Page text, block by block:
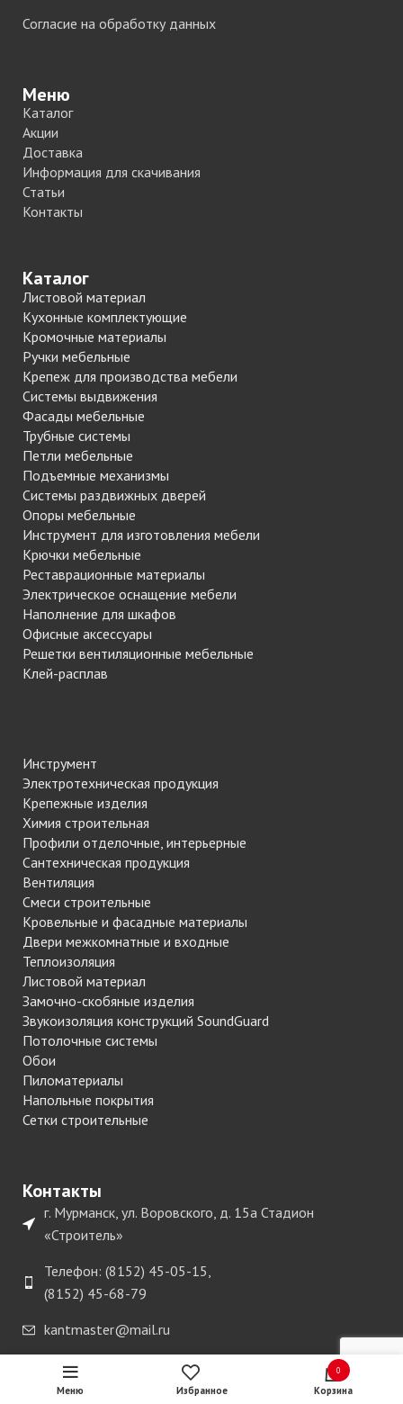
Согласие на обработку данных
Меню
Каталог
Акции
Доставка
Информация для скачивания
Статьи
Контакты
Каталог
Листовой материал
Кухонные комплектующие
Кромочные материалы
Ручки мебельные
Крепеж для производства мебели
Системы выдвижения
Фасады мебельные
Трубные системы
Петли мебельные
Подъемные механизмы
Системы раздвижных дверей
Опоры мебельные
Инструмент для изготовления мебели
Крючки мебельные
Реставрационные материалы
Электрическое оснащение мебели
Наполнение для шкафов
Офисные аксессуары
Решетки вентиляционные мебельные
Клей-расплав
Инструмент
Электротехническая продукция
Крепежные изделия
Химия строительная
Профили отделочные, интерьерные
Сантехническая продукция
Вентиляция
Смеси строительные
Кровельные и фасадные материалы
Двери межкомнатные и входные
Теплоизоляция
Листовой материал
Замочно-скобяные изделия
Звукоизоляция конструкций SoundGuard
Потолочные системы
Обои
Пиломатериалы
Напольные покрытия
Сетки строительные
Контакты
г. Мурманск, ул. Воровского, д. 15а Стадион
«Строитель»
Телефон: (8152) 45-05-15,
(8152) 45-68-79
kantmaster@mail.ru
Меню Избранное
0
Корзина